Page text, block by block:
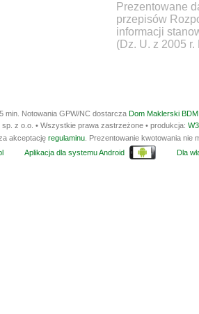
Prezentowane
przepisów
informacji
(Dz. U. z 2005
min. Notowania GPW/NC dostarcza Dom Maklerski
z o.o. • Wszystkie prawa zastrzeżone • produkcja:
akceptację regulaminu . Prezentowanie kwotowania
Aplikacja dla systemu Android Dla